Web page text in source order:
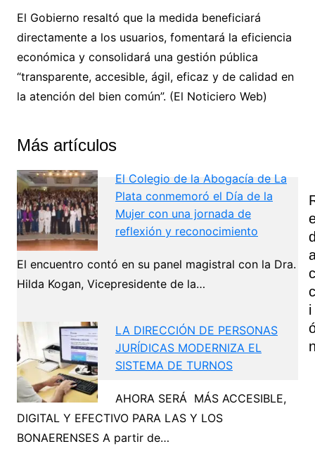
El Gobierno resaltó que la medida beneficiará
directamente a los usuarios, fomentará la eficiencia
económica y consolidará una gestión pública
“transparente, accesible, ágil, eficaz y de calidad en
la atención del bien común”. (El Noticiero Web)
Más artículos
El Colegio de la Abogacía de La
Plata conmemoró el Día de la
Mujer con una jornada de
reflexión y reconocimiento
El encuentro contó en su panel magistral con la Dra.
Hilda Kogan, Vicepresidente de la…
LA DIRECCIÓN DE PERSONAS
JURÍDICAS MODERNIZA EL
SISTEMA DE TURNOS
AHORA SERÁ MÁS ACCESIBLE,
DIGITAL Y EFECTIVO PARA LAS Y LOS
BONAERENSES A partir de…
I
Navegación
de